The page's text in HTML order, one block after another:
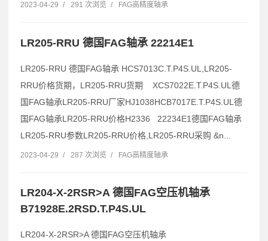
2023-04-29 / 291 次浏览 / FAG高精度轴承
LR205-RRU 德国FAG轴承 22214E1
LR205-RRU 德国FAG轴承 HCS7013C.T.P4S.UL,LR205-
RRU价格货期，LR205-RRU货期 XCS7022E.T.P4S.UL德
国FAG轴承LR205-RRU厂家HJ1038HCB7017E.T.P4S.UL德
国FAG轴承LR205-RRU价格H2336 22234E1德国FAG轴承
LR205-RRU参数LR205-RRU价格,LR205-RRU采购 &n...
2023-04-29 / 287 次浏览 / FAG高精度轴承
LR204-X-2RSR>A 德国FAG空压机轴承
B71928E.2RSD.T.P4S.UL
LR204-X-2RSR>A 德国FAG空压机轴承